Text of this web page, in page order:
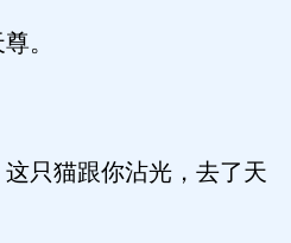
。
只猫跟你沾光，去了天